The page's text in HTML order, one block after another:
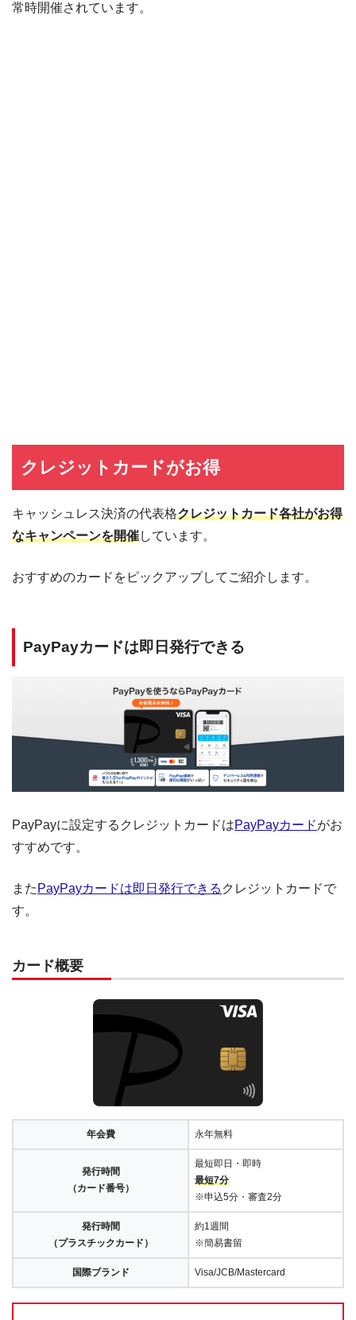
常時開催されています。
クレジットカードがお得
キャッシュレス決済の代表格クレジットカード各社がお得
なキャンペーンを開催しています。
おすすめのカードをピックアップしてご紹介します。
PayPayカードは即日発行できる
PayPayに設定するクレジットカードはPayPayカードがお
すすめです。
また PayPayカードは即日発行できる クレジットカードで
す。
カード概要
年会費 永年無料
発行時間
（カード番号）
最短即日・即時
最短7分
※申込5分・審査2分
発行時間
（プラスチックカード）
約1週間
※簡易書留
国際ブランド Visa/JCB/Mastercard